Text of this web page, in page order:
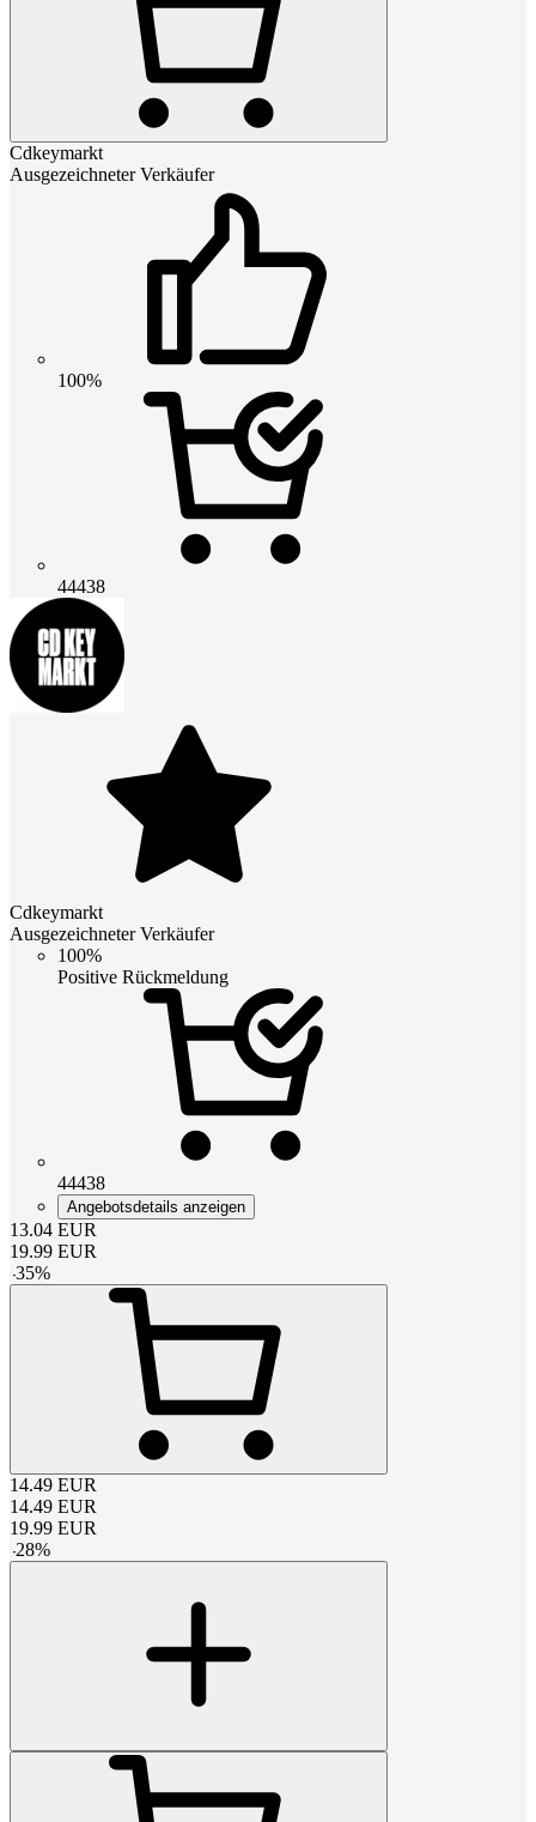
Cdkeymarkt
Ausgezeichneter Verkäufer
100%
44438
Cdkeymarkt
Ausgezeichneter Verkäufer
100%
Positive Rückmeldung
44438
Angebotsdetails anzeigen
13.04 EUR
19.99 EUR
-35%
14.49 EUR
14.49 EUR
19.99 EUR
-28%